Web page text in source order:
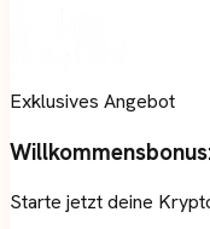
Exklusives Angebot
Starte jetzt deine